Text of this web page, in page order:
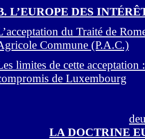
L’EUROPE DES
du Traité de
Commune (P.A.C.)
limites de cette acceptation
de Luxembourg
LA DOCTRINE